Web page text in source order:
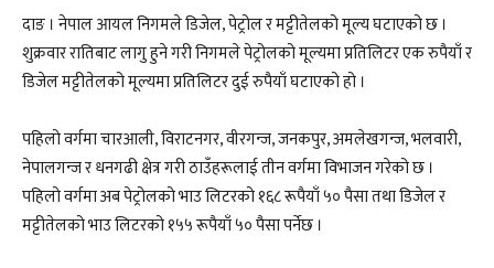
दाङ । नेपाल आयल निगमले डिजेल, पेट्रोल र मट्टीतेलको मूल्य घटाएको छ ।
शुक्रवार रातिबाट लागु हुने गरी निगमले पेट्रोलको मूल्यमा प्रतिलिटर एक रुपैयाँ र
डिजेल मट्टीतेलको मूल्यमा प्रतिलिटर दुई रुपैयाँ घटाएको हो ।
पहिलो वर्गमा चारआली, विराटनगर, वीरगन्ज, जनकपुर, अमलेखगन्ज, भलवारी,
नेपालगन्ज र धनगढी क्षेत्र गरी ठाउँहरूलाई तीन वर्गमा विभाजन गरेको छ ।
पहिलो वर्गमा अब पेट्रोलको भाउ लिटरको १६८ रूपैयाँ ५० पैसा तथा डिजेल र
मट्टीतेलको भाउ लिटरको १५५ रूपैयाँ ५० पैसा पर्नेछ ।